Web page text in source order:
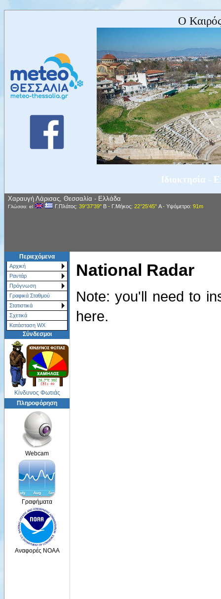
Ο
Ιδιοκτησία -
Χαραυγή Λάρισας, Θεσσαλία - Ελλάδα
Γλώσσα: el Γ.Πλάτος: 39°37'39" Β- Γ.Μήκος: 22°25'45" Α- Υψόμετρο: 91m
Περιεχόμενα
Αρχική
Ραντάρ
Πρόγνωση
Γραφικά Σταθμού
Στατιστικά
Σχετικά
Κατάσταση WX
Σύνδεσμοι
Κίνδυνος Φωτιάς
Πληροφόρηση
Webcam
Γραφήματα
Αναφορές NOAA
National Radar
Note: you'll need to
here.